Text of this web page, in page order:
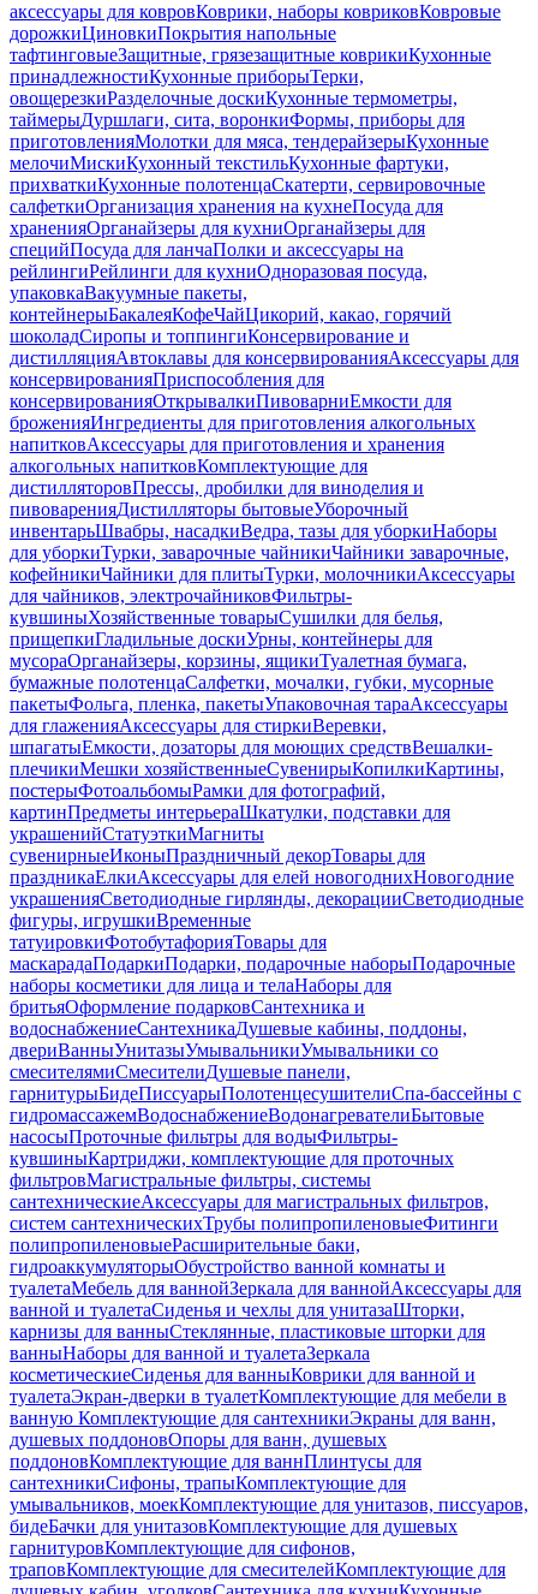
аксессуары для ковровКоврики, наборы ковриковКовровые
дорожкиЦиновкиПокрытия напольные
тафтинговыеЗащитные, грязезащитные коврикиКухонные
принадлежностиКухонные приборыТерки,
овощерезкиРазделочные доскиКухонные термометры,
таймерыДуршлаги, сита, воронкиФормы, приборы для
приготовленияМолотки для мяса, тендерайзерыКухонные
мелочиМискиКухонный текстильКухонные фартуки,
прихваткиКухонные полотенцаСкатерти, сервировочные
салфеткиОрганизация хранения на кухнеПосуда для
храненияОрганайзеры для кухниОрганайзеры для
специйПосуда для ланчаПолки и аксессуары на
рейлингиРейлинги для кухниОдноразовая посуда,
упаковкаВакуумные пакеты,
контейнерыБакалеяКофеЧайЦикорий, какао, горячий
шоколадСиропы и топпингиКонсервирование и
дистилляцияАвтоклавы для консервированияАксессуары для
консервированияПриспособления для
консервированияОткрывалкиПивоварниЕмкости для
броженияИнгредиенты для приготовления алкогольных
напитковАксессуары для приготовления и хранения
алкогольных напитковКомплектующие для
дистилляторовПрессы, дробилки для виноделия и
пивоваренияДистилляторы бытовыеУборочный
инвентарьШвабры, насадкиВедра, тазы для уборкиНаборы
для уборкиТурки, заварочные чайникиЧайники заварочные,
кофейникиЧайники для плитыТурки, молочникиАксессуары
для чайников, электрочайниковФильтры-
кувшиныХозяйственные товарыСушилки для белья,
прищепкиГладильные доскиУрны, контейнеры для
мусораОрганайзеры, корзины, ящикиТуалетная бумага,
бумажные полотенцаСалфетки, мочалки, губки, мусорные
пакетыФольга, пленка, пакетыУпаковочная тараАксессуары
для глаженияАксессуары для стиркиВеревки,
шпагатыЕмкости, дозаторы для моющих средствВешалки-
плечикиМешки хозяйственныеСувенирыКопилкиКартины,
постерыФотоальбомыРамки для фотографий,
картинПредметы интерьераШкатулки, подставки для
украшенийСтатуэткиМагниты
сувенирныеИконыПраздничный декорТовары для
праздникаЕлкиАксессуары для елей новогоднихНовогодние
украшенияСветодиодные гирлянды, декорацииСветодиодные
фигуры, игрушкиВременные
татуировкиФотобутафорияТовары для
маскарадаПодаркиПодарки, подарочные наборыПодарочные
наборы косметики для лица и телаНаборы для
бритьяОформление подарковСантехника и
водоснабжениеСантехникаДушевые кабины, поддоны,
двериВанныУнитазыУмывальникиУмывальники со
смесителямиСмесителиДушевые панели,
гарнитурыБидеПиссуарыПолотенцесушителиСпа-бассейны с
гидромассажемВодоснабжениеВодонагревателиБытовые
насосыПроточные фильтры для водыФильтры-
кувшиныКартриджи, комплектующие для проточных
фильтровМагистральные фильтры, системы
сантехническиеАксессуары для магистральных фильтров,
систем сантехническихТрубы полипропиленовыеФитинги
полипропиленовыеРасширительные баки,
гидроаккумуляторыОбустройство ванной комнаты и
туалетаМебель для ваннойЗеркала для ваннойАксессуары для
ванной и туалетаСиденья и чехлы для унитазаШторки,
карнизы для ванныСтеклянные, пластиковые шторки для
ванныНаборы для ванной и туалетаЗеркала
косметическиеСиденья для ванныКоврики для ванной и
туалетаЭкран-дверки в туалетКомплектующие для мебели в
ванную Комплектующие для сантехникиЭкраны для ванн,
душевых поддоновОпоры для ванн, душевых
поддоновКомплектующие для ваннПлинтусы для
сантехникиСифоны, трапыКомплектующие для
умывальников, моекКомплектующие для унитазов, писсуаров,
бидеБачки для унитазовКомплектующие для душевых
гарнитуровКомплектующие для сифонов,
траповКомплектующие для смесителейКомплектующие для